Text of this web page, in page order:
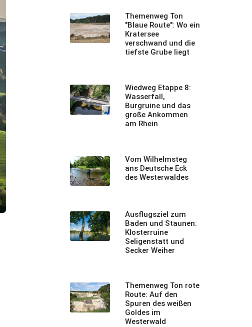
Themenweg Ton
"Blaue Route": Wo ein
Kratersee
verschwand und die
tiefste Grube liegt
Wiedweg Etappe 8:
Wasserfall,
Burgruine und das
große Ankommen
am Rhein
Vom Wilhelmsteg
ans Deutsche Eck
des Westerwaldes
Ausflugsziel zum
Baden und Staunen:
Klosterruine
Seligenstatt und
Secker Weiher
Themenweg Ton rote
Route: Auf den
Spuren des weißen
Goldes im
Westerwald